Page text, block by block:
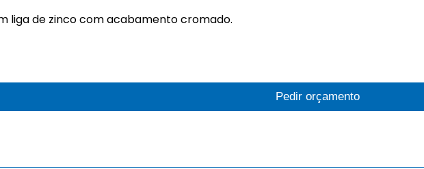
liga de zinco com acabamento cromado.
Pedir orçamento